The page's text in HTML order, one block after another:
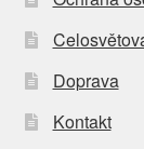
Doprava
Kontakt